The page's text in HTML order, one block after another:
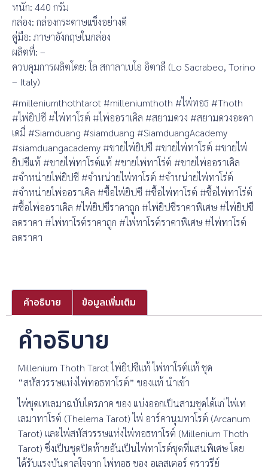
หนัก: 440 กรัม
กล่อง: กล่องกระดาษแข็งอย่างดี
คู่มือ: ภาษาอังกฤษในกล่อง
ผลิตที่: –
ควบคุมการผลิตโดย: โล สกาลาเบโอ อิตาลี (Lo Sacrabeo, Torino
– Italy)
#milleniumthothtarot #milleniumthoth #ไพ่ทอธ #Thoth
#ไพ่ยิปซี #ไพ่ทาโรต์ #ไพ่ออราเคิล #สยามดวง #สยามดวงอะคา
เดมี่ #Siamduang #siamduang #SiamduangAcademy
#siamduangacademy #ขายไพ่ยิปซี #ขายไพ่ทาโรต์ #ขายไพ่
ยิปซีแท้ #ขายไพ่ทาโรต์แท้ #ขายไพ่ทาโร่ต์ #ขายไพ่ออราเคิล
#จำหน่ายไพ่ยิปซี #จำหน่ายไพ่ทาโรต์ #จำหน่ายไพ่ทาโร่ต์
#จำหน่ายไพ่ออราเคิล #ซื้อไพ่ยิปซี #ซื้อไพ่ทาโรต์ #ซื้อไพ่ทาโร่ต์
#ซื้อไพ่ออราเคิล #ไพ่ยิปซีราคาถูก #ไพ่ยิปซีราคาพิเศษ #ไพ่ยิปซี
ลดราคา #ไพ่ทาโรต์ราคาถูก #ไพ่ทาโรต์ราคาพิเศษ #ไพ่ทาโรต์
ลดราคา
คำอธิบาย ข้อมูลเพิ่มเติม
คำอธิบาย
Millenium Thoth Tarot ไพ่ยิปซีแท้ ไพ่ทาโรต์แท้ ชุด
“สหัสวรรษแห่งไพ่ทอธทาโรต์” ของแท้ นำเข้า
ไพ่ชุดเทเลมาฉบับไตรภาค ของ แบ่งออกเป็นสามชุดได้แก่ ไพ่เท
เลมาทาโรต์ (Thelema Tarot) ไพ่ อาร์คานุมทาโรต์ (Arcanum
Tarot) และไพ่สหัสวรรษแห่งไพ่ทอธทาโรต์ (Millenium Thoth
Tarot) ซึ่งเป็นชุดปิดท้ายอันเป็นไพ่ทาโรต์ชุดที่แสนพิเศษ โดย
ได้รับแรงบันดาลใจจาก ไพ่ทอธ ของ อเลสเตอร์ คราวรีย์